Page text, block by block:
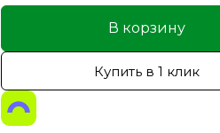
В корзину
Купить в 1 клик